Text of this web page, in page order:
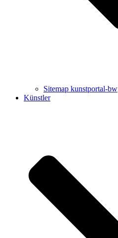
Sitemap kunstportal-bw
Künstler